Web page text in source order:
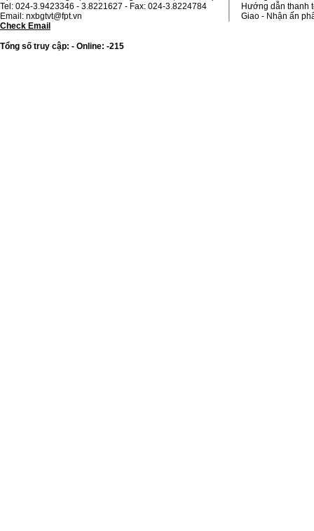
Tel: 024-3.9423346 - 3.8221627 - Fax: 024-3.8224784
Email: nxbgtvt@fpt.vn
Check Email
Tổng số truy cập: - Online: -215
Hướng dẫn thanh
Giao - Nhận ấn